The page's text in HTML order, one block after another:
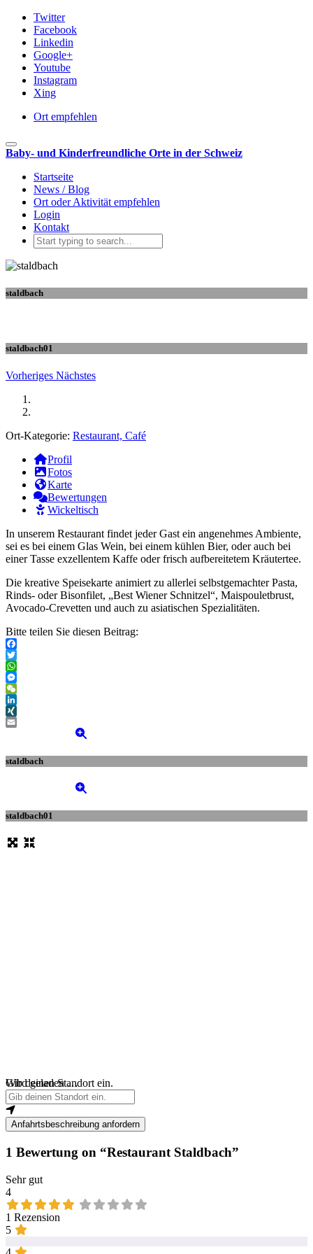
Twitter
Facebook
Linkedin
Google+
Youtube
Instagram
Xing
Ort empfehlen
Toggle navigation
Baby- und Kinderfreundliche Orte in der Schweiz
Startseite
News / Blog
Ort oder Aktivität empfehlen
Login
Kontakt
staldbach
staldbach01
Vorheriges Nächstes
Ort-Kategorie: Restaurant, Café
Profil
Fotos
Karte
Bewertungen
Wickeltisch
In unserem Restaurant findet jeder Gast ein angenehmes Ambiente,
sei es bei einem Glas Wein, bei einem kühlen Bier, oder auch bei
einer Tasse exzellentem Kaffe oder frisch aufbereitetem Kräutertee.
Die kreative Speisekarte animiert zu allerlei selbstgemachter Pasta,
Rinds- oder Bisonfilet, „Best Wiener Schnitzel“, Maispouletbrust,
Avocado-Crevetten und auch zu asiatischen Spezialitäten.
Bitte teilen Sie diesen Beitrag:
Facebook
Twitter
WhatsApp
Messenger
WeChat
LinkedIn
XING
staldbach
staldbach01
Wird geladen …
Gib deinen Standort ein.
Anfahrtsbeschreibung anfordern
1 Bewertung on “Restaurant Staldbach”
Sehr gut
4
1 Rezension
5